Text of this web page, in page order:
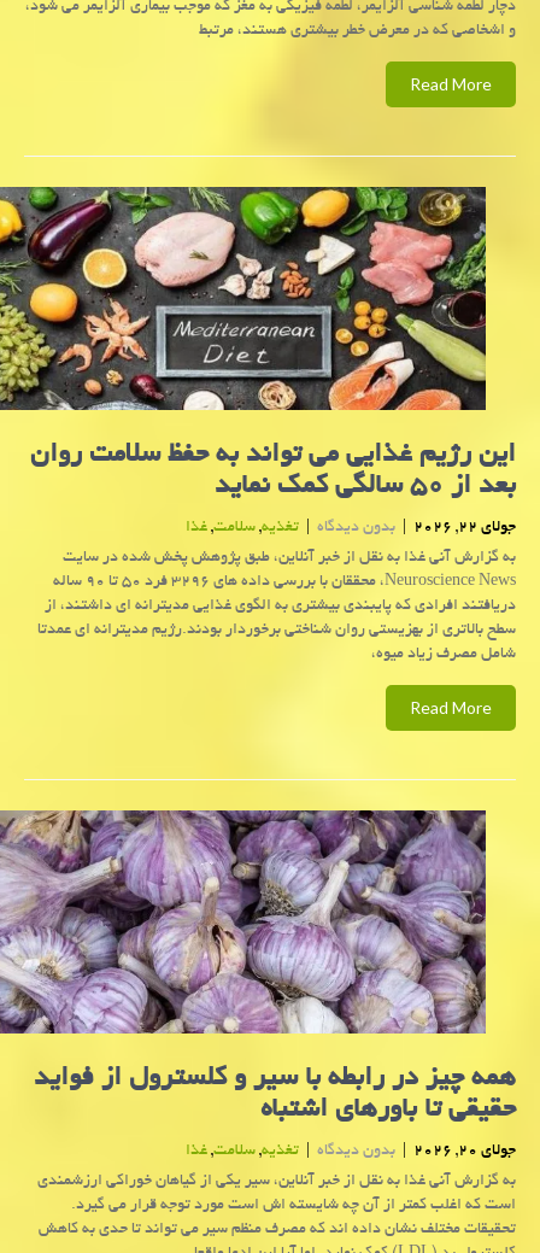
دچار لطمه شناسی آلزایمر، لطمه فیزیکی به مغز که موجب بیماری آلزایمر می شود،
و اشخاصی که در معرض خطر بیشتری هستند، مرتبط
Read More
این رژیم غذایی می تواند به حفظ سلامت روان
بعد از ۵۰ سالگی کمک نماید
جولای 22, 2026 | بدون دیدگاه | تغذیه,سلامت,غذا
به گزارش آنی غذا به نقل از خبر آنلاین، طبق پژوهش پخش شده در سایت
Neuroscience News، محققان با بررسی داده های ۳۲۹۶ فرد ۵۰ تا ۹۰ ساله
دریافتند افرادی که پایبندی بیشتری به الگوی غذایی مدیترانه ای داشتند، از
سطح بالاتری از بهزیستی روان شناختی برخوردار بودند.رژیم مدیترانه ای عمدتا
شامل مصرف زیاد میوه،
Read More
همه چیز در رابطه با سیر و کلسترول از فواید
حقیقی تا باورهای اشتباه
جولای 20, 2026 | بدون دیدگاه | تغذیه,سلامت,غذا
به گزارش آنی غذا به نقل از خبر آنلاین، سیر یکی از گیاهان خوراکی ارزشمندی
است که اغلب کمتر از آن چه شایسته اش است مورد توجه قرار می گیرد.
تحقیقات مختلف نشان داده اند که مصرف منظم سیر می تواند تا حدی به کاهش